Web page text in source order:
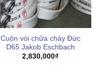
Cuộn vòi chữa cháy Đức
D65 Jakob Eschbach
2,830,000₫